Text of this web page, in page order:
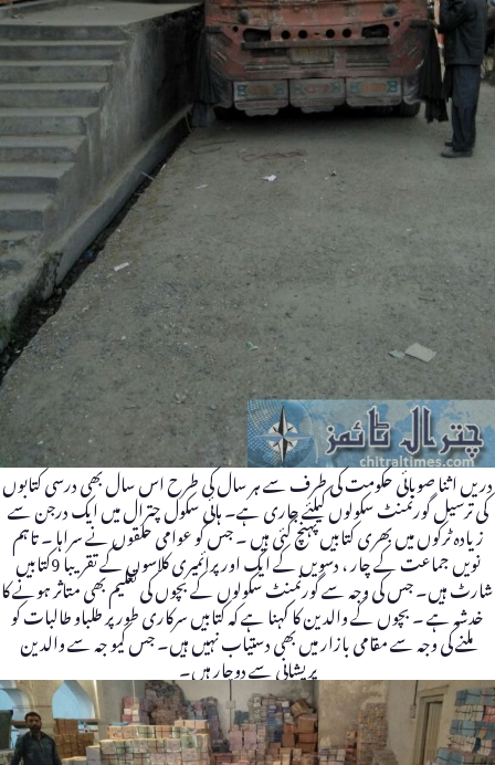
دریں اثنا صوبائی حکومت کی طرف سے ہر سال کی طرح اس سال بھی درسی کتابوں
کی ترسیل گورنمنٹ سکولوں کیلئے جاری ہے۔ ہائی سکول چترال میں ایک درجن سے
زیادہ ٹرکوں میں بھری کتابیں پہنچ گئی ہیں ۔ جس کو عوامی حلقوں نے سراہا ۔ تاہم
نویں جماعت کے چار ، دسویں کے ایک اور پرائمیری کلاسوں کے تقریبا 9کتابیں
شارٹ ہیں۔ جس کی وجہ سے گورنمنٹ سکولوں کے بچوں کی تعلیم بھی متاثر ہونے کا
خدشہ ہے ۔ بچوں کے والدین کا کہنا ہے کہ کتابیں سرکاری طور پر طلباو طالبات کو
ملنے کی وجہ سے مقامی بازار میں بھی دستیاب نہیں ہیں۔ جس کیو جہ سے والدین
پریشانی سے دوچار ہیں۔